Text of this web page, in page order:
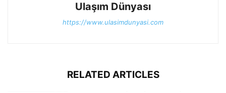
Ulaşım Dünyası
https://www.ulasimdunyasi.com
RELATED ARTICLES